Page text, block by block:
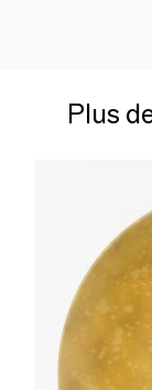
Plus